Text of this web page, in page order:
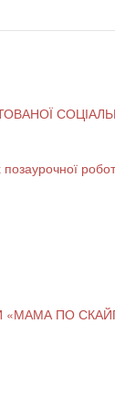
(НА ПРИКЛАДІ ЗБІРКИ М. САВКИ «МАМА